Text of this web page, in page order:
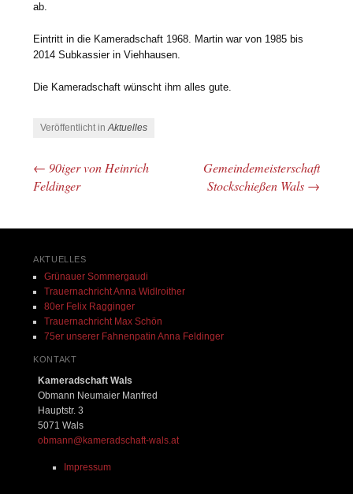
ab.
Eintritt in die Kameradschaft 1968. Martin war von 1985 bis
2014 Subkassier in Viehhausen.
Die Kameradschaft wünscht ihm alles gute.
Veröffentlicht inAktuelles
Beitrags-Navigation
← 90iger von Heinrich
Feldinger
Gemeindemeisterschaft
Stockschießen Wals →
AKTUELLES
Grünauer Sommergaudi
Trauernachricht Anna Widlroither
80er Felix Ragginger
Trauernachricht Max Schön
75er unserer Fahnenpatin Anna Feldinger
KONTAKT
Kameradschaft Wals
Obmann Neumaier Manfred
Hauptstr. 3
5071 Wals
obmann@kameradschaft-wals.at
Impressum